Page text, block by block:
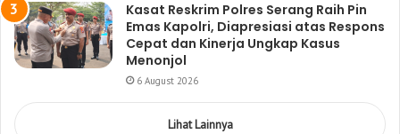
Kasat Reskrim Polres Serang Raih Pin
Emas Kapolri, Diapresiasi atas Respons
Cepat dan Kinerja Ungkap Kasus
Menonjol
6 August 2026
Lihat Lainnya